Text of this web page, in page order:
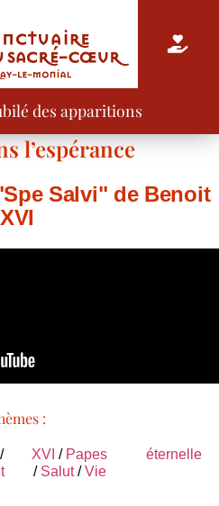
des apparitions
l’espérance
Salvi" de Benoit
XVI
:
XVI / Papes
/ Salut/Vie
éternelle